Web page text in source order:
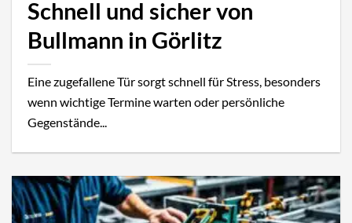
Schnell und sicher von
Bullmann in Görlitz
Eine zugefallene Tür sorgt schnell für Stress, besonders
wenn wichtige Termine warten oder persönliche
Gegenstände...